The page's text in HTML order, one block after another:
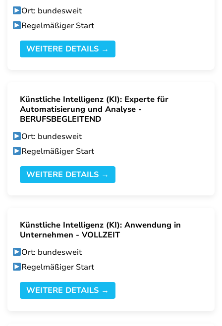
Ort: bundesweit
Regelmäßiger Start
WEITERE DETAILS →
Künstliche Intelligenz (KI): Experte für
Automatisierung und Analyse -
BERUFSBEGLEITEND
Ort: bundesweit
Regelmäßiger Start
WEITERE DETAILS →
Künstliche Intelligenz (KI): Anwendung in
Unternehmen - VOLLZEIT
Ort: bundesweit
Regelmäßiger Start
WEITERE DETAILS →